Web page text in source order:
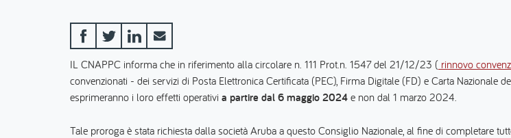
IL CNAPPC informa che in riferimento alla circolare n. 111 Prot.n. 1547 del 21/12/23 ( rinnovo
convenzionati - dei servizi di Posta Elettronica Certificata (PEC), Firma Digitale (FD) e Carta
esprimeranno i loro effetti operativi a partire dal 6 maggio 2024 e non dal 1 marzo 2024.
Tale proroga è stata richiesta dalla società Aruba a questo Consiglio Nazionale, al fine di completare